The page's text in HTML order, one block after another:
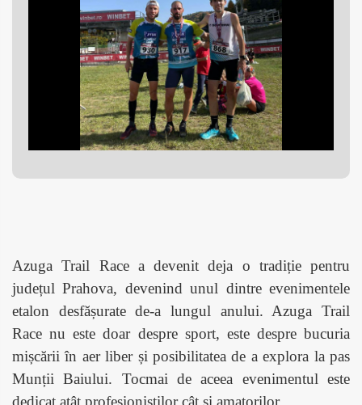
Azuga Trail Race a devenit deja o tradiție pentru
județul Prahova, devenind unul dintre evenimentele
etalon desfășurate de-a lungul anului. Azuga Trail
Race nu este doar despre sport, este despre bucuria
mișcării în aer liber și posibilitatea de a explora la pas
Munții Baiului. Tocmai de aceea evenimentul este
dedicat atât profesioniștilor cât și amatorilor.